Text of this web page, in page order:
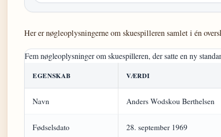
Her er nøgleoplysningerne om skuespilleren samlet i én
Fem nøgleoplysninger om skuespilleren, der satte en ny
EGENSKAB VÆRDI
Navn Anders Wodskou Berthelsen
Fødselsdato 28. september 1969